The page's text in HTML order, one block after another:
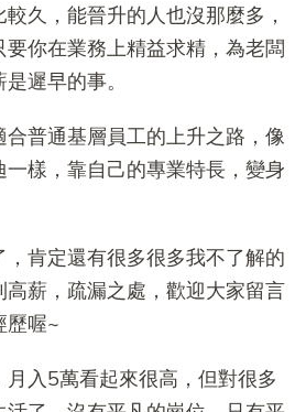
久，能晉升的人也沒那麼多，
你在業務上精益求精，為老闆
遲早的事。
普通基層員工的上升之路，像
一樣，靠自己的專業特長，變身
肯定還有很多很多我不了解的
薪，疏漏之處，歡迎大家留言
歷喔~
入5萬看起來很高，但對很多